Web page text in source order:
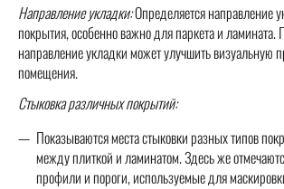
Направление укладки:Определяется направление
покрытия, особенно важно для паркета и ламината.
направление укладки может улучшить визуальную
помещения.
Стыковка различных покрытий:
Показываются места стыковки разных типов
между плиткой и ламинатом. Здесь же
профили и пороги, используемые для